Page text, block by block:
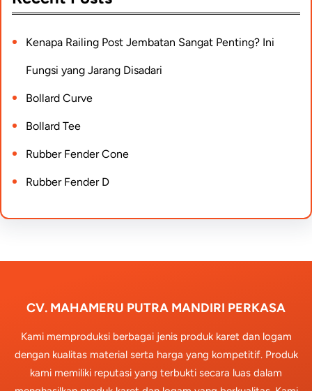
Kenapa Railing Post Jembatan Sangat Penting? Ini
Fungsi yang Jarang Disadari
Bollard Curve
Bollard Tee
Rubber Fender Cone
Rubber Fender D
CV. MAHAMERU PUTRA MANDIRI PERKASA
Kami memproduksi berbagai jenis produk karet dan logam
dengan kualitas material serta harga yang kompetitif. Produk
kami memiliki reputasi yang terbukti secara luas dalam